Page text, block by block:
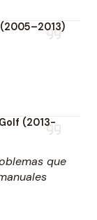
(2013-
que